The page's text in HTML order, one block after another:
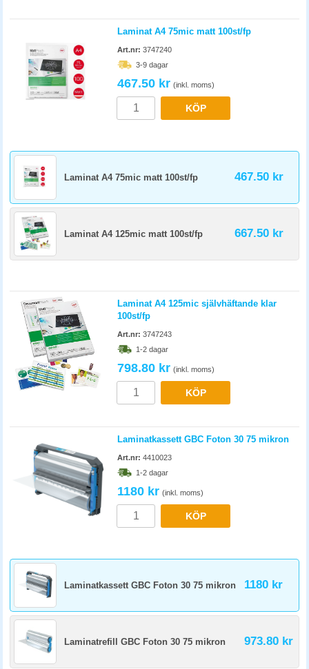
Laminat A4 75mic matt 100st/fp
Art.nr: 3747240
3-9 dagar
467.50 kr (inkl. moms)
KÖP
Laminat A4 75mic matt 100st/fp 467.50 kr
Laminat A4 125mic matt 100st/fp 667.50 kr
Laminat A4 125mic självhäftande klar
100st/fp
Art.nr: 3747243
1-2 dagar
798.80 kr (inkl. moms)
KÖP
Laminatkassett GBC Foton 30 75 mikron
Art.nr: 4410023
1-2 dagar
1180 kr (inkl. moms)
KÖP
Laminatkassett GBC Foton 30 75 mikron 1180 kr
Laminatrefill GBC Foton 30 75 mikron 973.80 kr